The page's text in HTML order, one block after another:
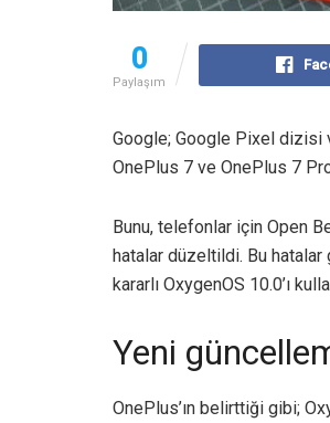
0
Paylaşım
Google; Google Pixel dizisi
OnePlus 7 ve OnePlus 7
Bunu, telefonlar için Open
hatalar düzeltildi. Bu
kararlı OxygenOS 10.0’ı
Yeni
OnePlus’ın belirttiği gibi;